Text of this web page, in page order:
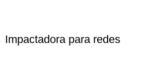
Impactadora para redes